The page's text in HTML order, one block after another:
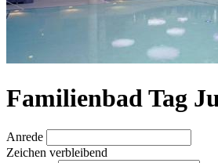
Familienbad Tag
Anrede
Zeichen verbleibend